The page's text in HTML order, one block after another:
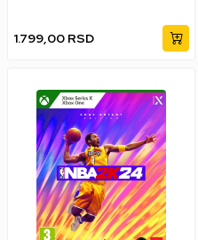
1.799,00 RSD